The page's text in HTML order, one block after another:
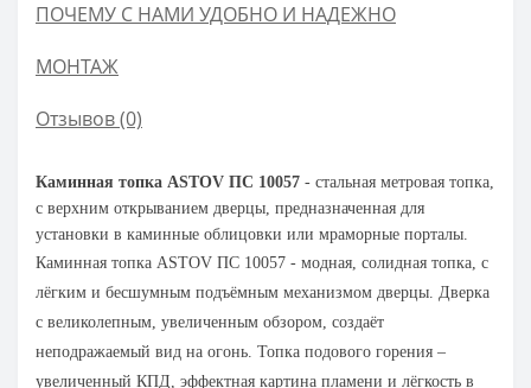
ПОЧЕМУ С НАМИ УДОБНО И НАДЕЖНО
МОНТАЖ
Отзывов (0)
Каминная топка ASTOV ПС 10057 - стальная метровая топка,
с верхним открыванием дверцы, предназначенная для
установки в каминные облицовки или мраморные порталы.
Каминная топка ASTOV ПС 10057 - модная, солидная топка, с
лёгким и бесшумным подъёмным механизмом дверцы. Дверка
с великолепным, увеличенным обзором, создаёт
неподражаемый вид на огонь. Топка подового горения –
увеличенный КПД, эффектная картина пламени и лёгкость в